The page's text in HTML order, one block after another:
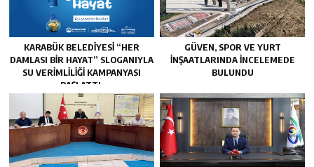
KARABÜK BELEDİYESİ “HER
DAMLASI BİR HAYAT” SLOGANIYLA
SU VERİMLİLİĞİ KAMPANYASI
BAŞLATTI.
GÜVEN, SPOR VE YURT
İNŞAATLARINDA İNCELEMEDE
BULUNDU